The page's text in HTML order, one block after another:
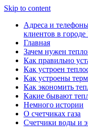
Skip to content
Адреса и
клиентов в
Главная
Зачем нужен
Как правильно
Как устроен
Как устроены
Как экономить
Какие бывают
Немного истории
О счетчиках газа
Счетчики воды и